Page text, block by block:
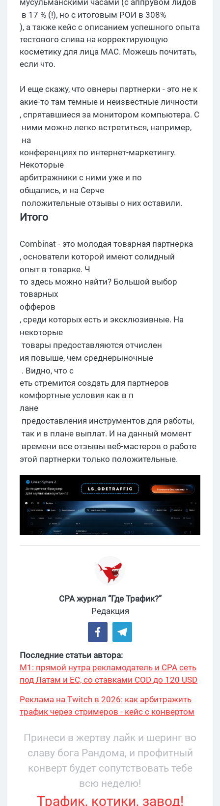
в 17 % (!), но с итоговым РОИ в 308%
), а также кейс с описанием успешного опыта
тестового слива на корректирующую
косметику для лица MAC. Можешь почитать,
если что.
И еще скажу, что овнеры партнерки - это не к
акие-то там темные и неизвестные личности
, спрятавшиеся за монитором компьютера. С
ними можно легко встретиться, например,
на
конференциях по интернет-маркетингу.
Некоторые
арбитражники с ними уже и по
общались, и на Серче
положительные отзывы о них оставили.
Итого
Combinat - это молодая товарная партнерка
, основатели которой имеют солидный
опыт в товарке. Ч
то здесь можно найти? Большой выбор
товарных
офферов
, среди которых есть и эксклюзивные. На
некоторые
товары предоставляются отчислен
ия повыше, чем среднерыночные
. Видно, что с
еть стремится создать для партнеров
комфортные условия как в п
лане
предоставления инструментов для работы,
так и в плане выплат. И на данный момент
времени все отзывы веб-мастеров о работе
этой партнерки только положительные.
CPA журнал “Где Трафик?”
Редакция
Последние статьи автора:
М1: прямой нутра рекламодатель и CPA сеть
под Латам и ЕС, со ставками COD до 120 USD
Реклама на Twitch в 2026: как арбитражить
трафик через стримеров - кейс с конвертом
Принеси в жертву лайк и шеринг во
славу бога Рандома, и профитный
конверт будет сопутствовать тебе
всю неделю!
Трафик, котики, завод!